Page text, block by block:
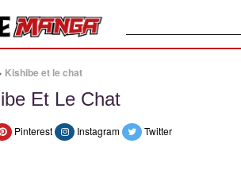
Kishibe et le chat
Et Le Chat
Pinterest Instagram Twitter